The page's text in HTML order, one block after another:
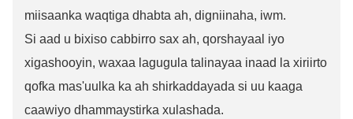
miisaanka waqtiga dhabta ah, digniinaha, iwm.
Si aad u bixiso cabbirro sax ah, qorshayaal iyo
xigashooyin, waxaa lagugula talinayaa inaad la xiriirto
qofka mas'uulka ka ah shirkaddayada si uu kaaga
caawiyo dhammaystirka xulashada.